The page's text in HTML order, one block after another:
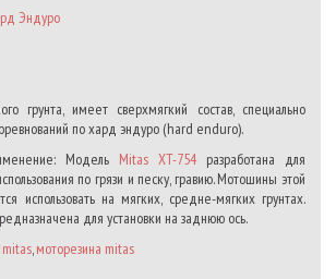
Эндуро
грунта, имеет сверхмягкий состав, специально
по хард эндуро (hard enduro).
Модель Mitas XT-754разработана для
по грязи и песку, гравию. Мотошины этой
использовать на мягких, средне-мягких грунтах.
для установки на заднюю ось.
,моторезина mitas